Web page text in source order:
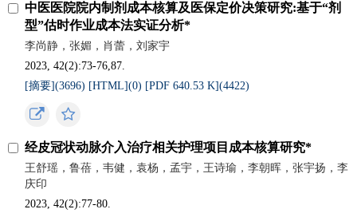
中医医院院内制剂成本核算及医保定价决策研究:基于“剂
型”估时作业成本法实证分析*
李尚静，张媚，肖蕾，刘家宇
2023, 42(2):73-76,87.
[摘要](3696) [HTML](0) [PDF 640.53 K](4422)
经皮冠状动脉介入治疗相关护理项目成本核算研究*
王舒瑶，鲁蓓，韦健，袁杨，孟宇，王诗瑜，李朝晖，张宇扬，李
庆印
2023, 42(2):77-80.